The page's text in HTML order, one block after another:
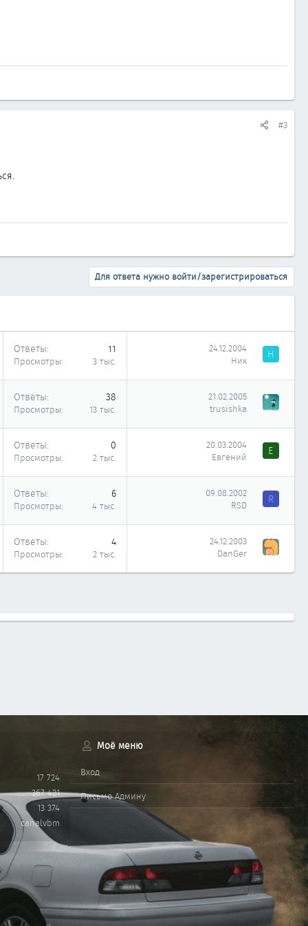
#3
Для ответа нужно войти/зарегистрироваться
Ответы 11
Просмотры 3 тыс.
24.12.2004
Ник
Н
Ответы 38
Просмотры 13 тыс.
21.02.2005
trusishka
Ответы 0
Просмотры 2 тыс.
20.03.2004
Евгений
Е
Ответы 6
Просмотры 4 тыс.
09.08.2002
RSD
R
Ответы 4
Просмотры 2 тыс.
24.12.2003
DanGer
17 724
367 421
13 374
canalvbm
Моё меню
Вход
Письмо Админу